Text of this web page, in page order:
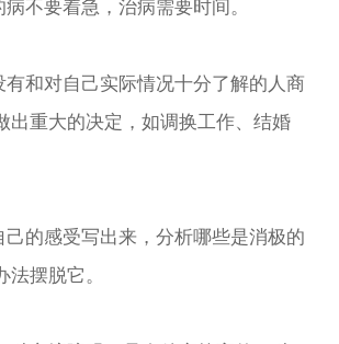
要着急，治病需要时间。
和对自己实际情况十分了解的人商
出重大的决定，如调换工作、结婚
的感受写出来，分析哪些是消极的
摆脱它。